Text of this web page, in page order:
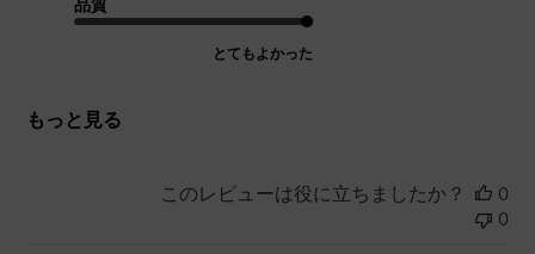
品質
とてもよかった
もっと見る
このレビューは役に立ちましたか？
0
0